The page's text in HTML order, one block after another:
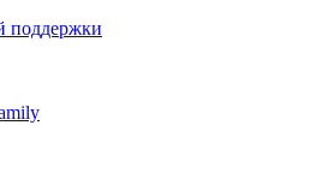
поддержки